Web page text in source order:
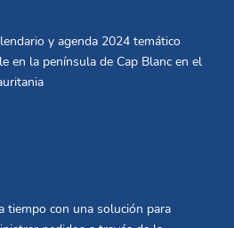
y agenda 2024 temático
en la península de Cap Blanc en el
tiempo con una solución para